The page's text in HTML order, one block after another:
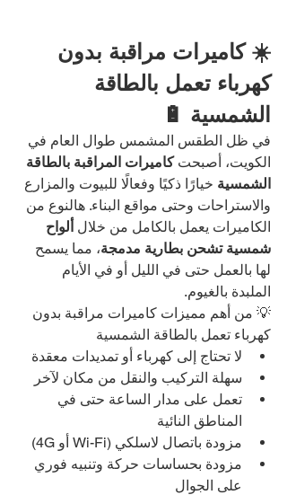
☀️ كاميرات مراقبة بدون
كهرباء تعمل بالطاقة
الشمسية 🔋
في ظل الطقس المشمس طوال العام في
الكويت، أصبحت كاميرات المراقبة بالطاقة
الشمسية خيارًا ذكيًا وفعالًا للبيوت والمزارع
والاستراحات وحتى مواقع البناء. هالنوع من
الكاميرات يعمل بالكامل من خلال ألواح
شمسية تشحن بطارية مدمجة، مما يسمح
لها بالعمل حتى في الليل أو في الأيام
الملبدة بالغيوم.
💡 من أهم مميزات كاميرات مراقبة بدون
كهرباء تعمل بالطاقة الشمسية
لا تحتاج إلى كهرباء أو تمديدات معقدة
سهلة التركيب والنقل من مكان لآخر
تعمل على مدار الساعة حتى في
المناطق النائية
مزودة باتصال لاسلكي (Wi-Fi أو 4G)
مزودة بحساسات حركة وتنبيه فوري
على الجوال